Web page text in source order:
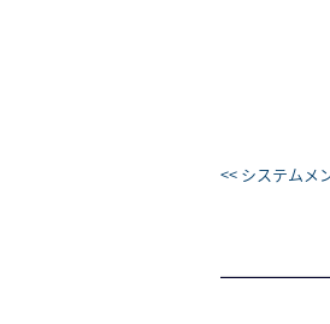
<< システムメ